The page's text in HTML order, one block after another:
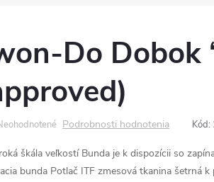
Do Dobok
Podrobnosti hodnotenia Kód:
škála veľkostí Bunda je k dispozícii so
bunda Potlač ITF zmesová tkanina šetrná k